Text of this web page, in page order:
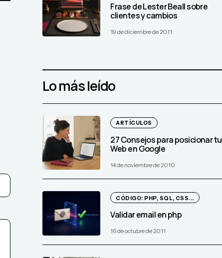
Frase de Lester Beall sobre
clientes y cambios
19 de diciembre de 2011
Lo más leído
ARTÍCULOS
27 Consejos para posicionar tu
Web en Google
14 de noviembre de 2010
CÓDIGO: PHP, SQL, CSS...
Validar email en php
16 de octubre de 2011